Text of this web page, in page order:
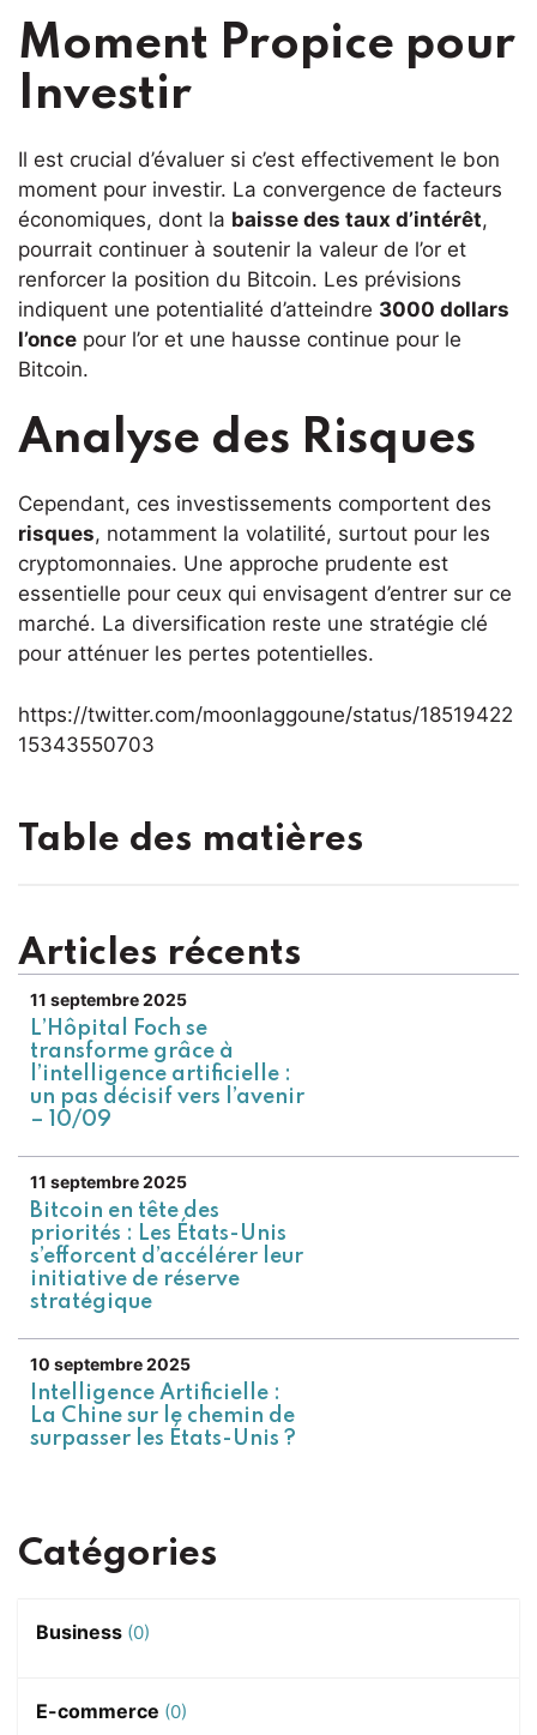
Moment Propice pour
Investir
Il est crucial d’évaluer si c’est effectivement le bon
moment pour investir. La convergence de facteurs
économiques, dont la baisse des taux d’intérêt,
pourrait continuer à soutenir la valeur de l’or et
renforcer la position du Bitcoin. Les prévisions
indiquent une potentialité d’atteindre 3000 dollars
l’once pour l’or et une hausse continue pour le
Bitcoin.
Analyse des Risques
Cependant, ces investissements comportent des
risques, notamment la volatilité, surtout pour les
cryptomonnaies. Une approche prudente est
essentielle pour ceux qui envisagent d’entrer sur ce
marché. La diversification reste une stratégie clé
pour atténuer les pertes potentielles.
https://twitter.com/moonlaggoune/status/18519422
15343550703
Table des matières
Articles récents
11 septembre 2025
L’Hôpital Foch se
transforme grâce à
l’intelligence artificielle :
un pas décisif vers l’avenir
– 10/09
11 septembre 2025
Bitcoin en tête des
priorités : Les États-Unis
s’efforcent d’accélérer leur
initiative de réserve
stratégique
10 septembre 2025
Intelligence Artificielle :
La Chine sur le chemin de
surpasser les États-Unis ?
Catégories
Business (0)
E-commerce (0)